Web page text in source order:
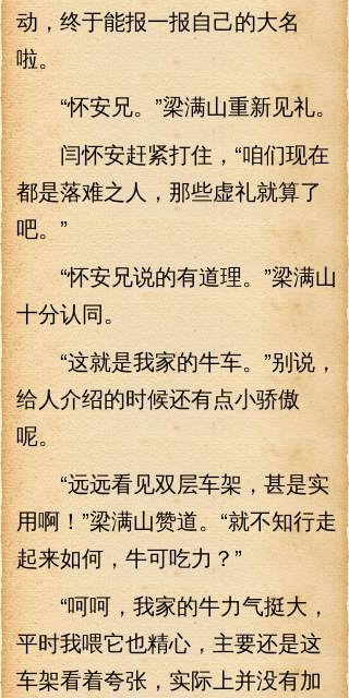
动，终于能报一报自己的大名
啦。
“怀安兄。”梁满山重新见礼。
闫怀安赶紧打住，“咱们现在
都是落难之人，那些虚礼就算了
吧。”
“怀安兄说的有道理。”梁满山
十分认同。
“这就是我家的牛车。”别说，
给人介绍的时候还有点小骄傲
呢。
“远远看见双层车架，甚是实
用啊！”梁满山赞道。“就不知行走
起来如何，牛可吃力？”
“呵呵，我家的牛力气挺大，
平时我喂它也精心，主要还是这
车架看着夸张，实际上并没有加